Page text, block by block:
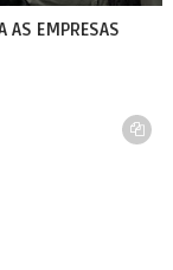
AS EMPRESAS